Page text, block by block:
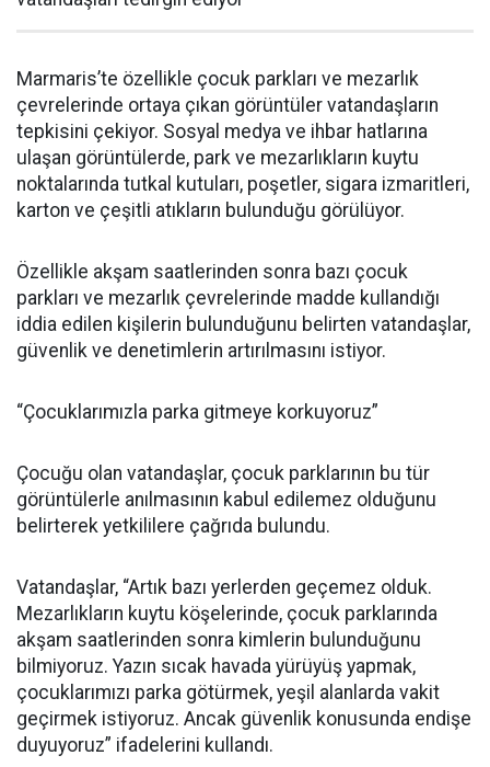
Marmaris’te özellikle çocuk parkları ve mezarlık
çevrelerinde ortaya çıkan görüntüler vatandaşların
tepkisini çekiyor. Sosyal medya ve ihbar hatlarına
ulaşan görüntülerde, park ve mezarlıkların kuytu
noktalarında tutkal kutuları, poşetler, sigara izmaritleri,
karton ve çeşitli atıkların bulunduğu görülüyor.
Özellikle akşam saatlerinden sonra bazı çocuk
parkları ve mezarlık çevrelerinde madde kullandığı
iddia edilen kişilerin bulunduğunu belirten vatandaşlar,
güvenlik ve denetimlerin artırılmasını istiyor.
“Çocuklarımızla parka gitmeye korkuyoruz”
Çocuğu olan vatandaşlar, çocuk parklarının bu tür
görüntülerle anılmasının kabul edilemez olduğunu
belirterek yetkililere çağrıda bulundu.
Vatandaşlar, “Artık bazı yerlerden geçemez olduk.
Mezarlıkların kuytu köşelerinde, çocuk parklarında
akşam saatlerinden sonra kimlerin bulunduğunu
bilmiyoruz. Yazın sıcak havada yürüyüş yapmak,
çocuklarımızı parka götürmek, yeşil alanlarda vakit
geçirmek istiyoruz. Ancak güvenlik konusunda endişe
duyuyoruz” ifadelerini kullandı.